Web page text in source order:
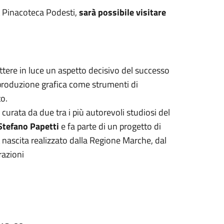
Podesti,sarà possibile visitare
in luce un aspetto decisivo del successo
grafica come strumenti di
da due tra i più autorevoli studiosi del
Papetti e fa parte di un progetto di
realizzato dalla Regione Marche, dal